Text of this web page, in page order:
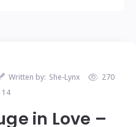
Written by: She-Lynx
270
14
in Love –